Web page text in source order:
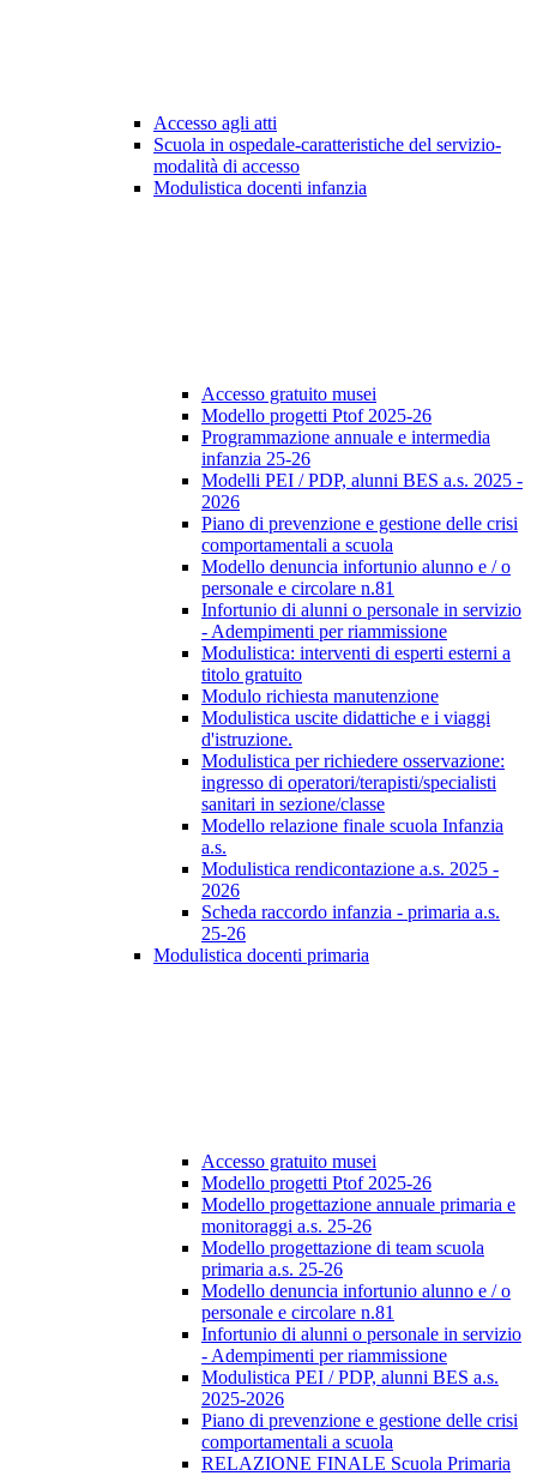
Accesso agli atti
Scuola in ospedale-caratteristiche del servizio-
modalità di accesso
Modulistica docenti infanzia
Accesso gratuito musei
Modello progetti Ptof 2025-26
Programmazione annuale e intermedia
infanzia 25-26
Modelli PEI / PDP, alunni BES a.s. 2025 -
2026
Piano di prevenzione e gestione delle crisi
comportamentali a scuola
Modello denuncia infortunio alunno e / o
personale e circolare n.81
Infortunio di alunni o personale in servizio
- Adempimenti per riammissione
Modulistica: interventi di esperti esterni a
titolo gratuito
Modulo richiesta manutenzione
Modulistica uscite didattiche e i viaggi
d'istruzione.
Modulistica per richiedere osservazione:
ingresso di operatori/terapisti/specialisti
sanitari in sezione/classe
Modello relazione finale scuola Infanzia
a.s.
Modulistica rendicontazione a.s. 2025 -
2026
Scheda raccordo infanzia - primaria a.s.
25-26
Modulistica docenti primaria
Accesso gratuito musei
Modello progetti Ptof 2025-26
Modello progettazione annuale primaria e
monitoraggi a.s. 25-26
Modello progettazione di team scuola
primaria a.s. 25-26
Modello denuncia infortunio alunno e / o
personale e circolare n.81
Infortunio di alunni o personale in servizio
- Adempimenti per riammissione
Modulistica PEI / PDP, alunni BES a.s.
2025-2026
Piano di prevenzione e gestione delle crisi
comportamentali a scuola
RELAZIONE FINALE Scuola Primaria